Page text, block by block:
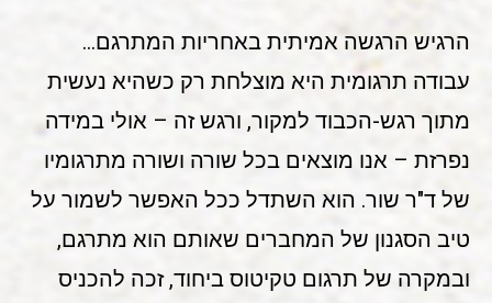
הרגיש הרגשה אמיתית באחריות המתרגם…
עבודה תרגומית היא מוצלחת רק כשהיא נעשית
מתוך רגש-הכבוד למקור, ורגש זה – אולי במידה
נפרזת – אנו מוצאים בכל שורה ושורה מתרגומיו
של ד"ר שור. הוא השתדל ככל האפשר לשמור על
טיב הסגנון של המחברים שאותם הוא מתרגם,
ובמקרה של תרגום טקיטוס ביחוד, זכה להכניס